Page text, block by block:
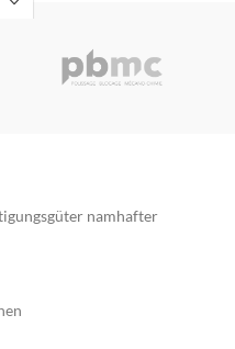
gummierten Füßen
namhafter